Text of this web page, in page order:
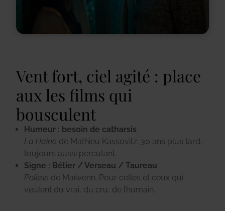
Vent fort, ciel agité : place
aux les films qui
bousculent
Humeur : besoin de catharsis
La Haine de Mathieu Kassovitz. 30 ans plus tard,
toujours aussi percutant.
Signe : Bélier / Verseau / Taureau
Polisse de Maïwenn. Pour celles et ceux qui
veulent du vrai, du cru, de l’humain.